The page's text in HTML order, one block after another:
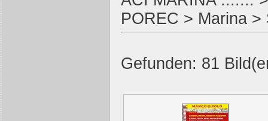
POREC > Marina
Gefunden: 81